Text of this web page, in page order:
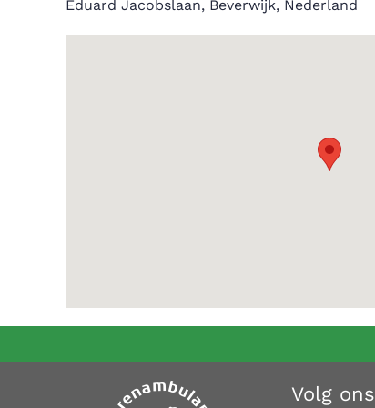
Eduard Jacobslaan, Beverwijk, Nederland
Volg ons